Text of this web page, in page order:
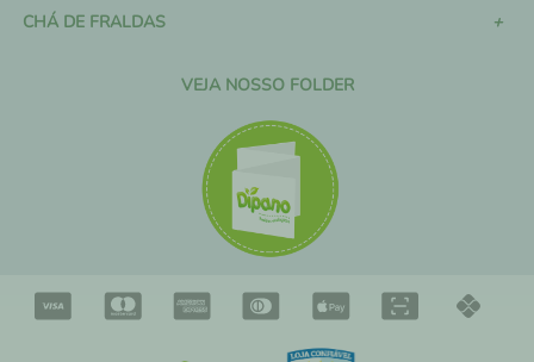
CHÁ DE FRALDAS
VEJA NOSSO FOLDER